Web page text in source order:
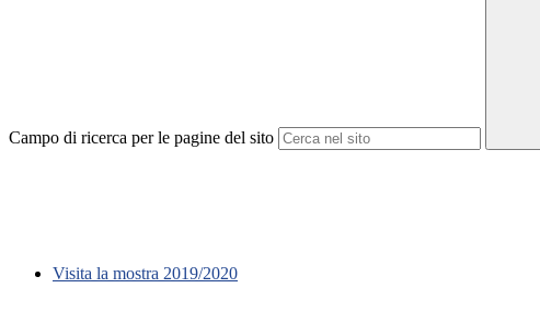
Campo di ricerca per le pagine del sito
Visita la mostra 2019/2020